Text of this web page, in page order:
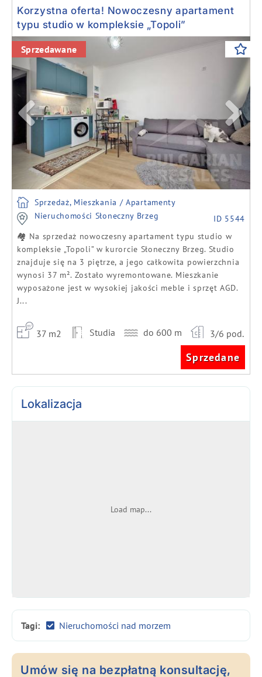
Korzystna oferta! Nowoczesny apartament
typu studio w kompleksie „Topoli”
Previous Next
Sprzedawane
Sprzedaż, Mieszkania / Apartamenty
Nieruchomości Słoneczny Brzeg
ID 5544
🏘️ Na sprzedaż nowoczesny apartament typu studio w
kompleksie „Topoli” w kurorcie Słoneczny Brzeg. Studio
znajduje się na 3 piętrze, a jego całkowita powierzchnia
wynosi 37 m². Zostało wyremontowane. Mieszkanie
wyposażone jest w wysokiej jakości meble i sprzęt AGD.
J...
37 m2 Studia do 600 m 3/6 pod.
Sprzedane
Lokalizacja
Load map...
Tagi: Nieruchomości nad morzem
Umów się na bezpłatną konsultację,